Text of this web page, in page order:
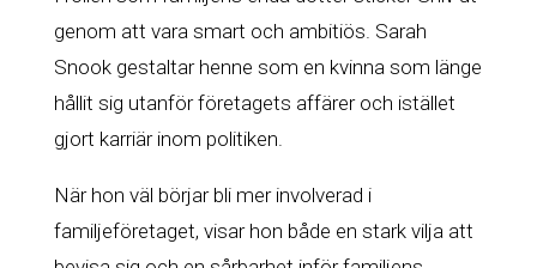
genom att vara smart och ambitiös. Sarah
Snook gestaltar henne som en kvinna som länge
hållit sig utanför företagets affärer och istället
gjort karriär inom politiken.
När hon väl börjar bli mer involverad i
familjeföretaget, visar hon både en stark vilja att